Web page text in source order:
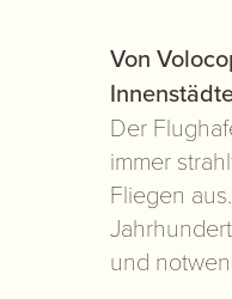
Von
Der
immer
Fliegen
und